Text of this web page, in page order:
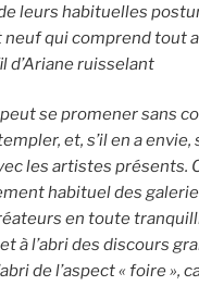
leurs habituelles
qui comprend tout
d’Ariane ruisselant
se promener sans
et, s’il en a
les artistes présents.
habituel des
en toute
à l’abri des discours
de l’aspect « foire »,